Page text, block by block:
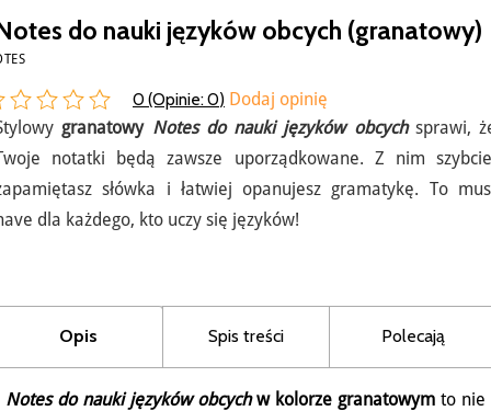
do nauki języków obcych (granatowy)
0 (Opinie:0) Dodaj opinię
granatowy Notes do nauki języków obcych sprawi,
notatki będą zawsze uporządkowane. Z nim
słówka i łatwiej opanujesz gramatykę. To
dla każdego, kto uczy się języków!
Opis Spis treści Polecają
Notes do nauki języków obcychw kolorze granatowym to nie